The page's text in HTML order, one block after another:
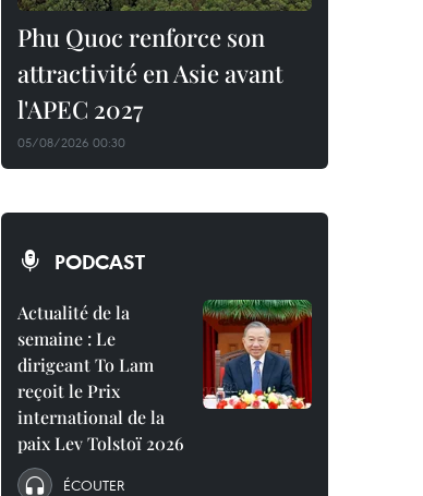
Phu Quoc renforce son
attractivité en Asie avant
l'APEC 2027
05/08/2026 00:30
PODCAST
Actualité de la
semaine : Le
dirigeant To Lam
reçoit le Prix
international de la
paix Lev Tolstoï 2026
ÉCOUTER